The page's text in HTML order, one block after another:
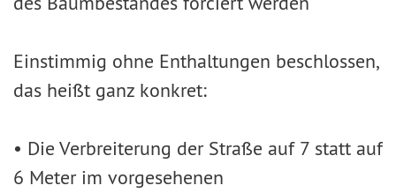
Einstimmig ohne Enthaltungen beschlossen,
das heißt ganz konkret:
• Die Verbreiterung der Straße auf 7 statt auf
6 Meter im vorgesehenen